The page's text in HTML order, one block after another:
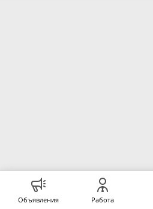
Объявления Работа